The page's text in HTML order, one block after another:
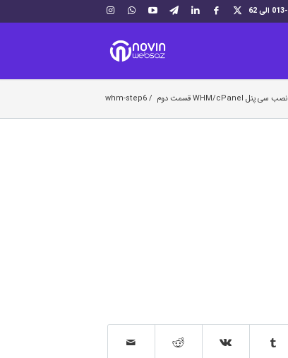
نصب سی پنل WHM/cPanel قسمت دوم /
whm-step6